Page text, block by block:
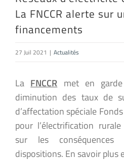
La FNCCR alerte sur
financements
27 Juil 2021 | Actualités
La FNCCR met en
diminution des taux de
d’affectation spéciale
pour l’électrification
sur les
dispositions. En savoir plus